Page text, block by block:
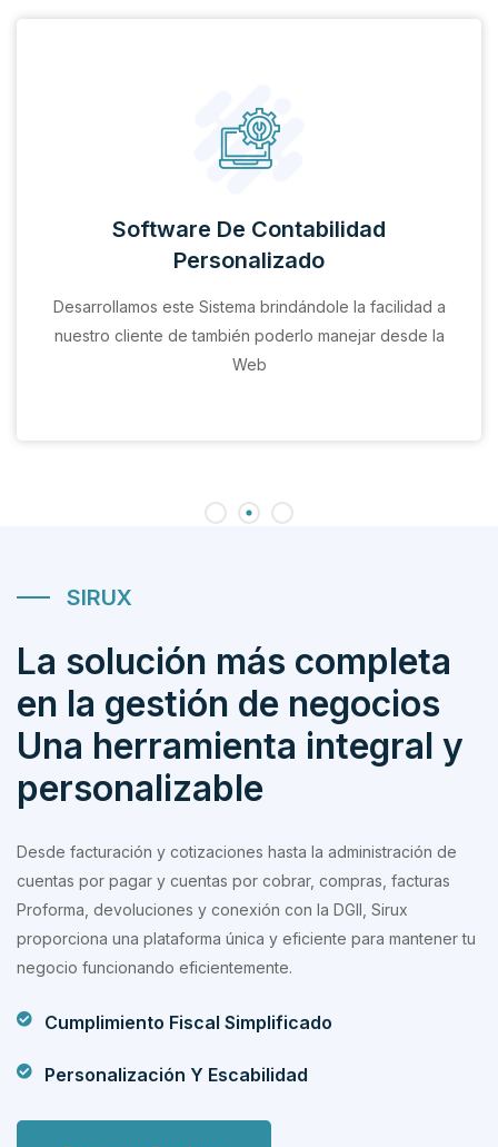
Software De Contabilidad
Personalizado
Desarrollamos este Sistema brindándole la facilidad a
nuestro cliente de también poderlo manejar desde la
Web
SIRUX
La solución más completa
en la gestión de negocios
Una herramienta integral y
personalizable
Desde facturación y cotizaciones hasta la administración de
cuentas por pagar y cuentas por cobrar, compras, facturas
Proforma, devoluciones y conexión con la DGII, Sirux
proporciona una plataforma única y eficiente para mantener tu
negocio funcionando eficientemente.
Cumplimiento Fiscal Simplificado
Personalización Y Escabilidad